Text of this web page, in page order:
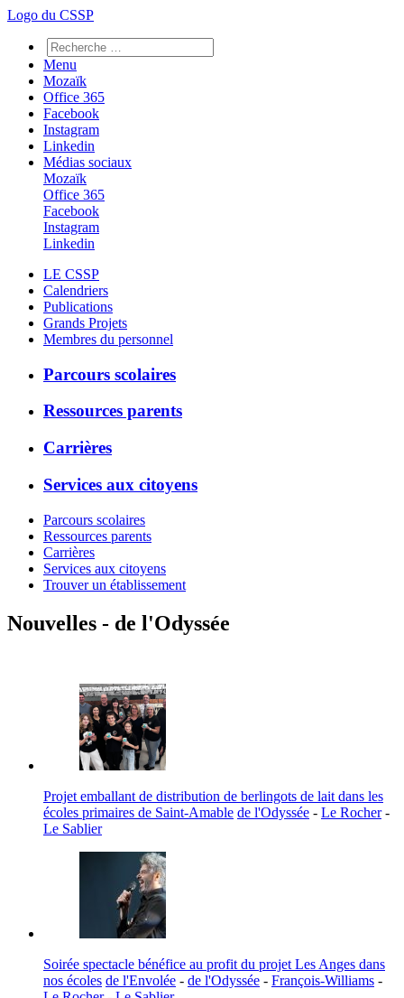
Logo du CSSP
Menu
Mozaïk
Office 365
Facebook
Instagram
Linkedin
Médias sociaux
Mozaïk
Office 365
Facebook
Instagram
Linkedin
LE CSSP
Calendriers
Publications
Grands Projets
Membres du personnel
Parcours scolaires
Ressources parents
Carrières
Services aux citoyens
Parcours scolaires
Ressources parents
Carrières
Services aux citoyens
Trouver un établissement
Nouvelles - de l'Odyssée
Projet emballant de distribution de berlingots de lait dans les
écoles primaires de Saint-Amable de l'Odyssée - Le Rocher-
Le Sablier
Soirée spectacle bénéfice au profit du projet Les Anges dans
nos écoles de l'Envolée - de l'Odyssée - François-Williams -